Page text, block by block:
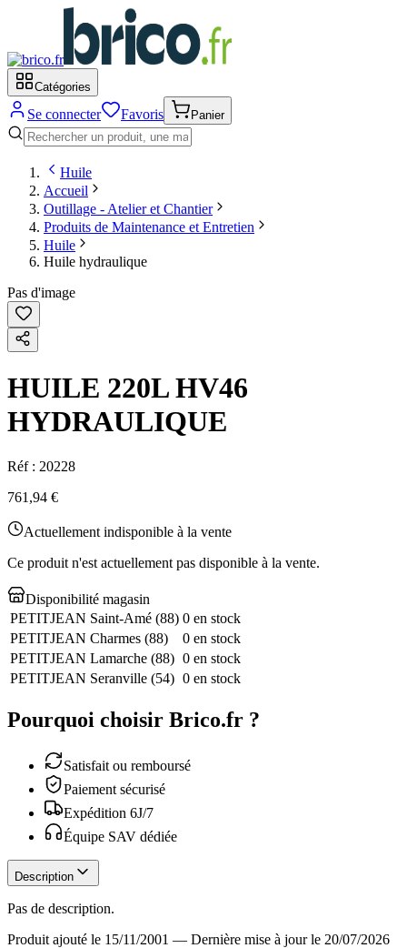
Catégories
Se connecter Favoris Panier
Huile
Accueil
Outillage - Atelier et Chantier
Produits de Maintenance et Entretien
Huile
Huile hydraulique
Pas d'image
HUILE 220L HV46
HYDRAULIQUE
Réf : 20228
761,94 €
Actuellement indisponible à la vente
Ce produit n'est actuellement pas disponible à la vente.
Disponibilité magasin
PETITJEAN Saint-Amé (88) 0 en stock
PETITJEAN Charmes (88)
0 en stock
PETITJEAN Lamarche (88) 0 en stock
PETITJEAN Seranville (54) 0 en stock
Pourquoi choisir Brico.fr ?
Satisfait ou remboursé
Paiement sécurisé
Expédition 6J/7
Équipe SAV dédiée
Description
Pas de description.
Produit ajouté le 15/11/2001 — Dernière mise à jour le 20/07/2026